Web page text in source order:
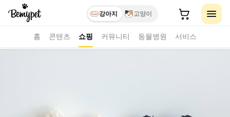
강아지 고양이
홈 콘텐츠 쇼핑 커뮤니티 동물병원 서비스